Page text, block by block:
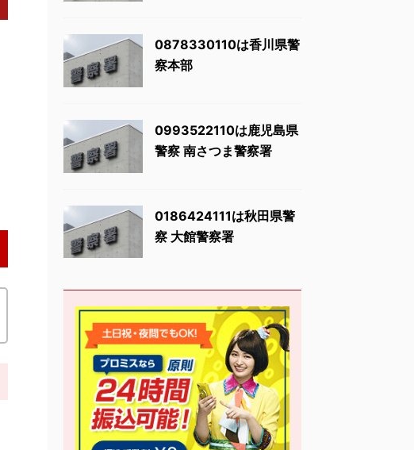
0878330110は香川県警
察本部
0993522110は鹿児島県
警察 南さつま警察署
0186424111は秋田県警
察 大館警察署